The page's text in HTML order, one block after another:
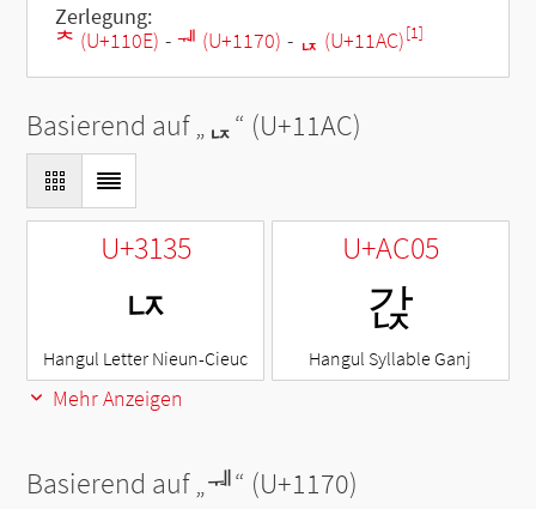
Zerlegung:
ᄎ (U+110E) - ᅰ (U+1170) - ᆬ (U+11AC)[1]
Basierend auf „ᆬ“ (U+11AC)
U+3135
ㄵ
Hangul Letter Nieun-Cieuc
U+AC05
갅
Hangul Syllable Ganj
Mehr Anzeigen
Basierend auf „ᅰ“ (U+1170)